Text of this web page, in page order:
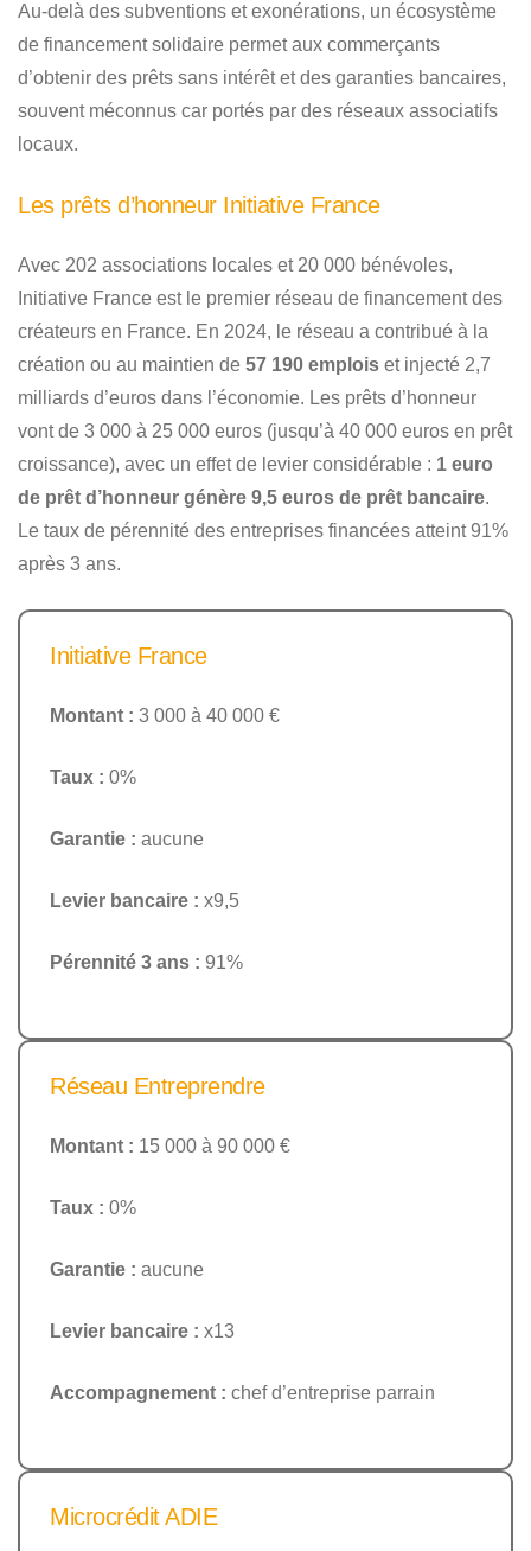
Au-delà des subventions et exonérations, un écosystème
de financement solidaire permet aux commerçants
d’obtenir des prêts sans intérêt et des garanties bancaires,
souvent méconnus car portés par des réseaux associatifs
locaux.
Les prêts d’honneur Initiative France
Avec 202 associations locales et 20 000 bénévoles,
Initiative France est le premier réseau de financement des
créateurs en France. En 2024, le réseau a contribué à la
création ou au maintien de 57 190 emplois et injecté 2,7
milliards d’euros dans l’économie. Les prêts d’honneur
vont de 3 000 à 25 000 euros (jusqu’à 40 000 euros en prêt
croissance), avec un effet de levier considérable : 1 euro
de prêt d’honneur génère 9,5 euros de prêt bancaire.
Le taux de pérennité des entreprises financées atteint 91%
après 3 ans.
Initiative France
Montant : 3 000 à 40 000 €
Taux : 0%
Garantie : aucune
Levier bancaire : x9,5
Pérennité 3 ans : 91%
Réseau Entreprendre
Montant : 15 000 à 90 000 €
Taux : 0%
Garantie : aucune
Levier bancaire : x13
Accompagnement : chef d’entreprise parrain
Microcrédit ADIE